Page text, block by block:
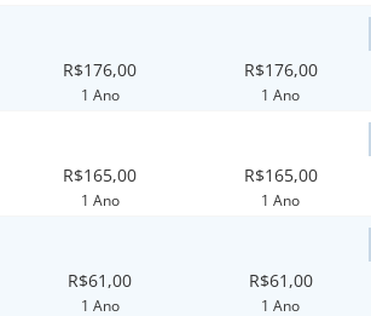
R$176,00
1 Ano
R$176,00
1 Ano
R$165,00
1 Ano
R$165,00
1 Ano
R$61,00
1 Ano
R$61,00
1 Ano